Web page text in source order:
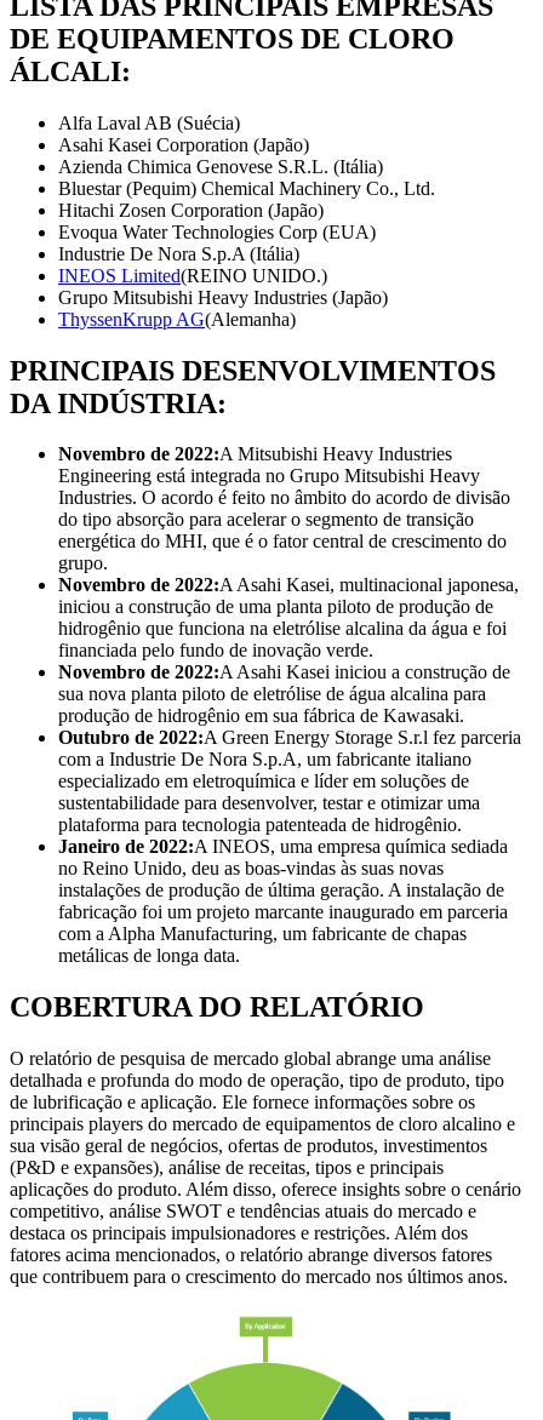
DE EQUIPAMENTOS DE CLORO
ÁLCALI:
Alfa Laval AB (Suécia)
Asahi Kasei Corporation (Japão)
Azienda Chimica Genovese S.R.L. (Itália)
Bluestar (Pequim) Chemical Machinery Co., Ltd.
Hitachi Zosen Corporation (Japão)
Evoqua Water Technologies Corp (EUA)
Industrie De Nora S.p.A (Itália)
INEOS Limited(REINO UNIDO.)
Grupo Mitsubishi Heavy Industries (Japão)
ThyssenKrupp AG(Alemanha)
PRINCIPAIS DESENVOLVIMENTOS
DA INDÚSTRIA:
Novembro de 2022:A Mitsubishi Heavy Industries
Engineering está integrada no Grupo Mitsubishi Heavy
Industries. O acordo é feito no âmbito do acordo de divisão
do tipo absorção para acelerar o segmento de transição
energética do MHI, que é o fator central de crescimento do
grupo.
Novembro de 2022:A Asahi Kasei, multinacional japonesa,
iniciou a construção de uma planta piloto de produção de
hidrogênio que funciona na eletrólise alcalina da água e foi
financiada pelo fundo de inovação verde.
Novembro de 2022:A Asahi Kasei iniciou a construção de
sua nova planta piloto de eletrólise de água alcalina para
produção de hidrogênio em sua fábrica de Kawasaki.
Outubro de 2022:A Green Energy Storage S.r.l fez parceria
com a Industrie De Nora S.p.A, um fabricante italiano
especializado em eletroquímica e líder em soluções de
sustentabilidade para desenvolver, testar e otimizar uma
plataforma para tecnologia patenteada de hidrogênio.
Janeiro de 2022:A INEOS, uma empresa química sediada
no Reino Unido, deu as boas-vindas às suas novas
instalações de produção de última geração. A instalação de
fabricação foi um projeto marcante inaugurado em parceria
com a Alpha Manufacturing, um fabricante de chapas
metálicas de longa data.
COBERTURA DO RELATÓRIO
O relatório de pesquisa de mercado global abrange uma análise
detalhada e profunda do modo de operação, tipo de produto, tipo
de lubrificação e aplicação. Ele fornece informações sobre os
principais players do mercado de equipamentos de cloro alcalino e
sua visão geral de negócios, ofertas de produtos, investimentos
(P&D e expansões), análise de receitas, tipos e principais
aplicações do produto. Além disso, oferece insights sobre o cenário
competitivo, análise SWOT e tendências atuais do mercado e
destaca os principais impulsionadores e restrições. Além dos
fatores acima mencionados, o relatório abrange diversos fatores
que contribuem para o crescimento do mercado nos últimos anos.